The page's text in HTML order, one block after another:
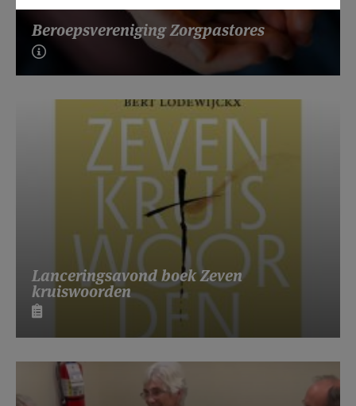
Beroepsvereniging Zorgpastores
Lanceringsavond boek Zeven
kruiswoorden